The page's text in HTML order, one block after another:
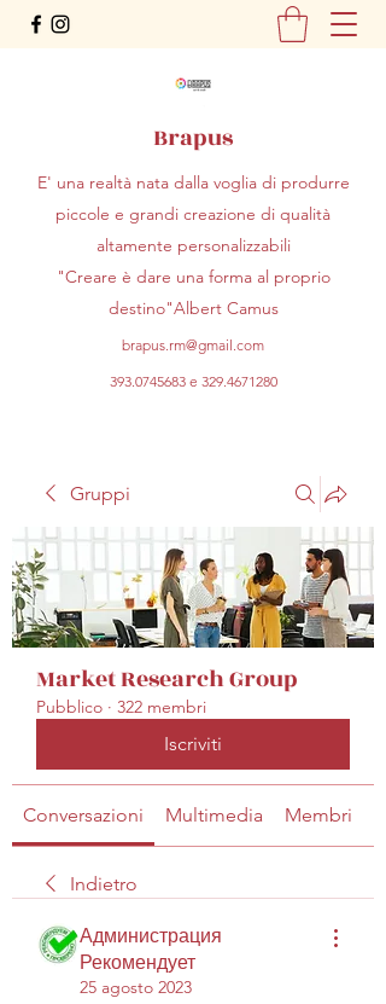
Brapus
E' una realtà nata dalla voglia di produrre
piccole e grandi creazione di qualità
altamente personalizzabili
"Creare è dare una forma al proprio
destino"Albert Camus
brapus.rm@gmail.com
393.0745683e 329.4671280
Gruppi
Market Research Group
Pubblico · 322 membri
Iscriviti
Conversazioni Multimedia Membri
Indietro
Администрация
Рекомендует
25 agosto 2023